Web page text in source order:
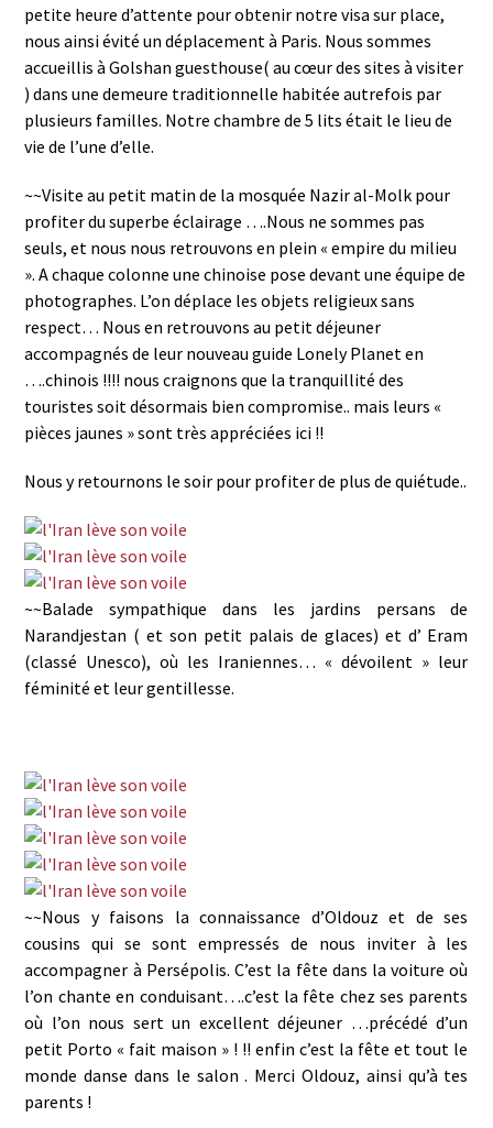
petite heure d’attente pour obtenir notre visa sur place,
nous ainsi évité un déplacement à Paris. Nous sommes
accueillis à Golshan guesthouse( au cœur des sites à visiter
) dans une demeure traditionnelle habitée autrefois par
plusieurs familles. Notre chambre de 5 lits était le lieu de
vie de l’une d’elle.
~~Visite au petit matin de la mosquée Nazir al-Molk pour
profiter du superbe éclairage ….Nous ne sommes pas
seuls, et nous nous retrouvons en plein « empire du milieu
». A chaque colonne une chinoise pose devant une équipe de
photographes. L’on déplace les objets religieux sans
respect… Nous en retrouvons au petit déjeuner
accompagnés de leur nouveau guide Lonely Planet en
….chinois !!!! nous craignons que la tranquillité des
touristes soit désormais bien compromise.. mais leurs «
pièces jaunes » sont très appréciées ici !!
Nous y retournons le soir pour profiter de plus de quiétude..
~~Balade sympathique dans les jardins persans de
Narandjestan ( et son petit palais de glaces) et d’ Eram
(classé Unesco), où les Iraniennes… « dévoilent » leur
féminité et leur gentillesse.
~~Nous y faisons la connaissance d’Oldouz et de ses
cousins qui se sont empressés de nous inviter à les
accompagner à Persépolis. C’est la fête dans la voiture où
l’on chante en conduisant….c’est la fête chez ses parents
où l’on nous sert un excellent déjeuner …précédé d’un
petit Porto « fait maison » ! !! enfin c’est la fête et tout le
monde danse dans le salon . Merci Oldouz, ainsi qu’à tes
parents !